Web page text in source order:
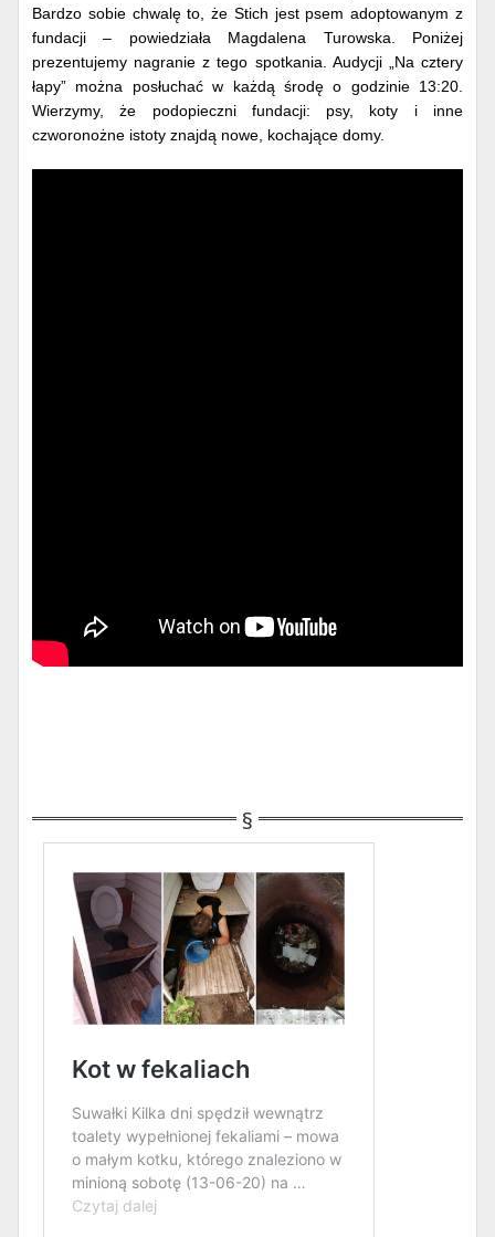
Bardzo sobie chwalę to, że Stich jest psem adoptowanym z
fundacji – powiedziała Magdalena Turowska. Poniżej
prezentujemy nagranie z tego spotkania. Audycji „Na cztery
łapy” można posłuchać w każdą środę o godzinie 13:20.
Wierzymy, że podopieczni fundacji: psy, koty i inne
czworonożne istoty znajdą nowe, kochające domy.